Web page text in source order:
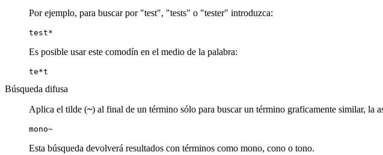
Por ejemplo, para buscar por "test", "tests" o "tester" introduzca:
test*
Es posible usar este comodín en el medio de la palabra:
te*t
Búsqueda difusa
Aplica el tilde (~) al final de un término sólo para buscar un término graficamente similar, la
mono~
Esta búsqueda devolverá resultados con términos como mono, cono o tono.